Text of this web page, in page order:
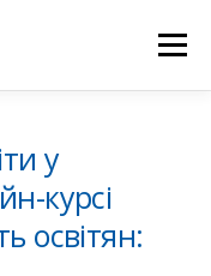
Меню
у
курсі
освітян: